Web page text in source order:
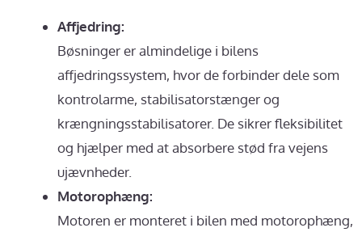
Affjedring:
Bøsninger er almindelige i bilens
affjedringssystem, hvor de forbinder dele som
kontrolarme, stabilisatorstænger og
krængningsstabilisatorer. De sikrer fleksibilitet
og hjælper med at absorbere stød fra vejens
ujævnheder.
Motorophæng:
Motoren er monteret i bilen med motorophæng,